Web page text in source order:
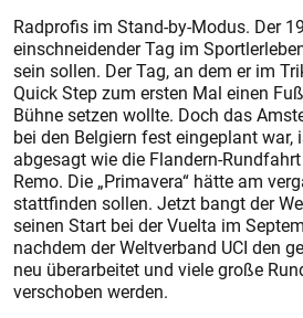
Radprofis im Stand-by-Modus. Der
einschneidender Tag im
sein sollen. Der Tag, an dem er im
Quick Step zum ersten Mal einen
Bühne setzen wollte. Doch das
bei den Belgiern fest eingeplant
abgesagt wie die Flandern-
Remo. Die „Primavera“ hätte am
stattfinden sollen. Jetzt bangt der
seinen Start bei der Vuelta im
nachdem der Weltverband UCI den
neu überarbeitet und viele große
verschoben werden.